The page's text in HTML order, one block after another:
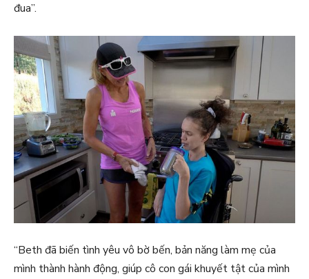
đua”.
“Beth đã biến tình yêu vô bờ bến, bản năng làm mẹ của
mình thành hành động, giúp cô con gái khuyết tật của mình